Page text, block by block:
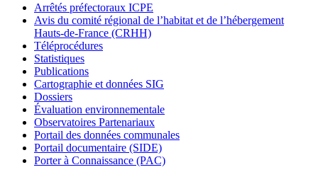
Arrêtés préfectoraux ICPE
Avis du comité régional de l’habitat et de l’hébergement
Hauts-de-France (CRHH)
Téléprocédures
Statistiques
Publications
Cartographie et données SIG
Dossiers
Évaluation environnementale
Observatoires Partenariaux
Portail des données communales
Portail documentaire (SIDE)
Porter à Connaissance (PAC)